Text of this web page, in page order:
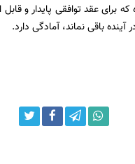
برای عقد توافقی پایدار و
باقی نماند، آمادگی دارد.